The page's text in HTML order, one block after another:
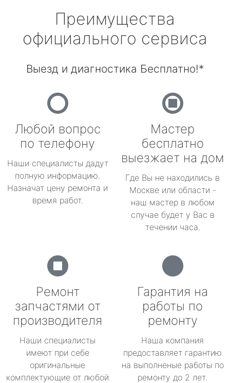
Преимущества
официального сервиса
Выезд и диагностика Бесплатно!*
Любой вопрос
по телефону
Наши специалисты дадут
полную информацию.
Назначат цену ремонта и
время работ.
Мастер
бесплатно
выезжает на дом
Где Вы не находились в
Москве или области -
наш мастер в любом
случае будет у Вас в
течении часа.
Ремонт
запчастями от
производителя
Наши специалисты
имеют при себе
оригинальные
комплектующие от любой
Гарантия на
работы по
ремонту
Наша компания
предоставляет гарантию
на выполненые работы по
ремонту до 2 лет.